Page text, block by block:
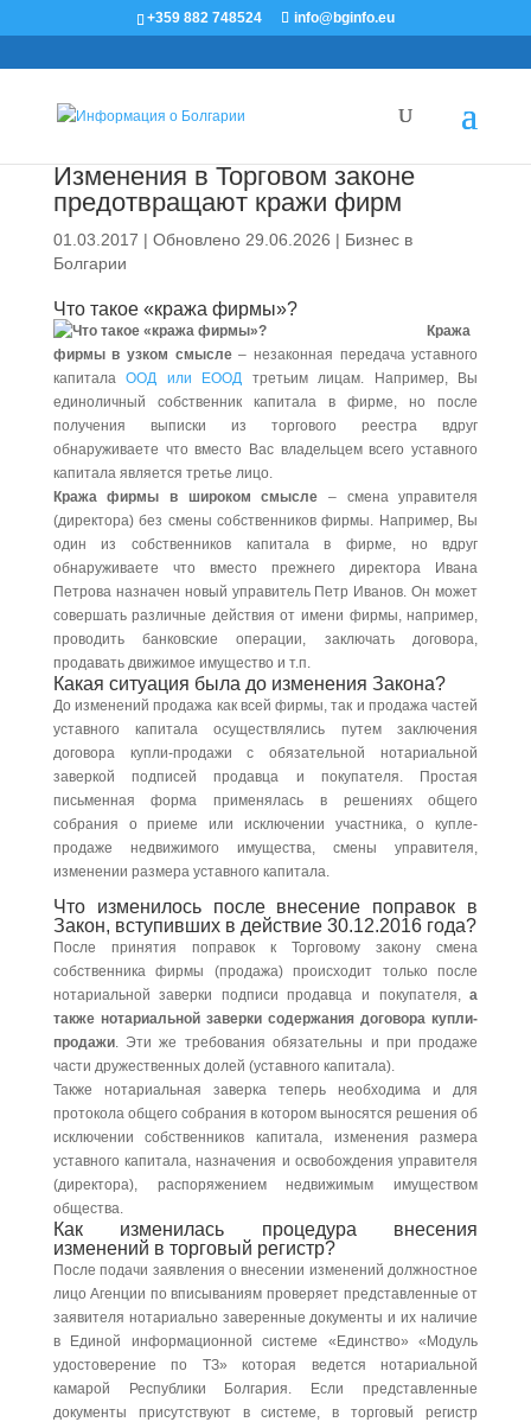
+359 882 748524 info@bginfo.eu
Изменения в Торговом законе
предотвращают кражи фирм
01.03.2017 | Обновлено 29.06.2026 | Бизнес в
Болгарии
Что такое «кража фирмы»?
Кража
фирмы в узком смысле– незаконная передача уставного
капиталаООД или ЕООД третьим лицам. Например, Вы
единоличный собственник капитала в фирме, но после
получения выписки из торгового реестра вдруг
обнаруживаете что вместо Вас владельцем всего уставного
капитала является третье лицо.
Кража фирмы в широком смысле – смена управителя
(директора) без смены собственников фирмы. Например, Вы
один из собственников капитала в фирме, но вдруг
обнаруживаете что вместо прежнего директора Ивана
Петрова назначен новый управитель Петр Иванов. Он может
совершать различные действия от имени фирмы, например,
проводить банковские операции, заключать договора,
продавать движимое имущество и т.п.
Какая ситуация была до изменения Закона?
До изменений продажа как всей фирмы, так и продажа частей
уставного капитала осуществлялись путем заключения
договора купли-продажи с обязательной нотариальной
заверкой подписей продавца и покупателя. Простая
письменная форма применялась в решениях общего
собрания о приеме или исключении участника, о купле-
продаже недвижимого имущества, смены управителя,
изменении размера уставного капитала.
Что изменилось после внесение поправок в
Закон, вступивших в действие 30.12.2016 года?
После принятия поправок к Торговому закону смена
собственника фирмы (продажа) происходит только после
нотариальной заверки подписи продавца и покупателя,а
также нотариальной заверки содержания договора купли-
продажи. Эти же требования обязательны и при продаже
части дружественных долей (уставного капитала).
Также нотариальная заверка теперь необходима и для
протокола общего собрания в котором выносятся решения об
исключении собственников капитала, изменения размера
уставного капитала, назначения и освобождения управителя
(директора), распоряжением недвижимым имуществом
общества.
Как изменилась процедура внесения
изменений в торговый регистр?
После подачи заявления о внесении изменений должностное
лицо Агенции по вписываниям проверяет представленные от
заявителя нотариально заверенные документы и их наличие
в Единой информационной системе «Единство» «Модуль
удостоверение по ТЗ» которая ведется нотариальной
камарой Республики Болгария. Если представленные
документы присутствуют в системе, в торговый регистр